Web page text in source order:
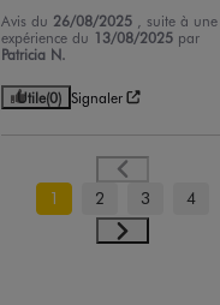
Avis du 26/08/2025
, suite à une
expérience du 13/08/2025 par
Patricia N.
Utile(0) Signaler
1 2 3 4